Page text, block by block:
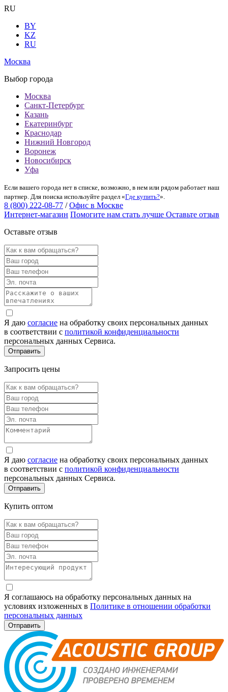
RU
BY
KZ
RU
Москва
Выбор города
Москва
Санкт-Петербург
Казань
Екатеринбург
Краснодар
Нижний Новгород
Воронеж
Новосибирск
Уфа
Если вашего города нет в списке, возможно, в нем или рядом работает наш
партнер. Для поиска используйте раздел «Где купить?».
8 (800) 222-08-77 / Офис в Москве
Интернет-магазин Помогите нам стать лучше Оставьте отзыв
Оставьте отзыв
Я даю согласие на обработку своих персональных данных
в соответствии с политикой конфиденциальности
персональных данных Сервиса.
Запросить цены
Я даю согласие на обработку своих персональных данных
в соответствии с политикой конфиденциальности
персональных данных Сервиса.
Купить оптом
Я соглашаюсь на обработку персональных данных на
условиях изложенных в Политике в отношении обработки
персональных данных